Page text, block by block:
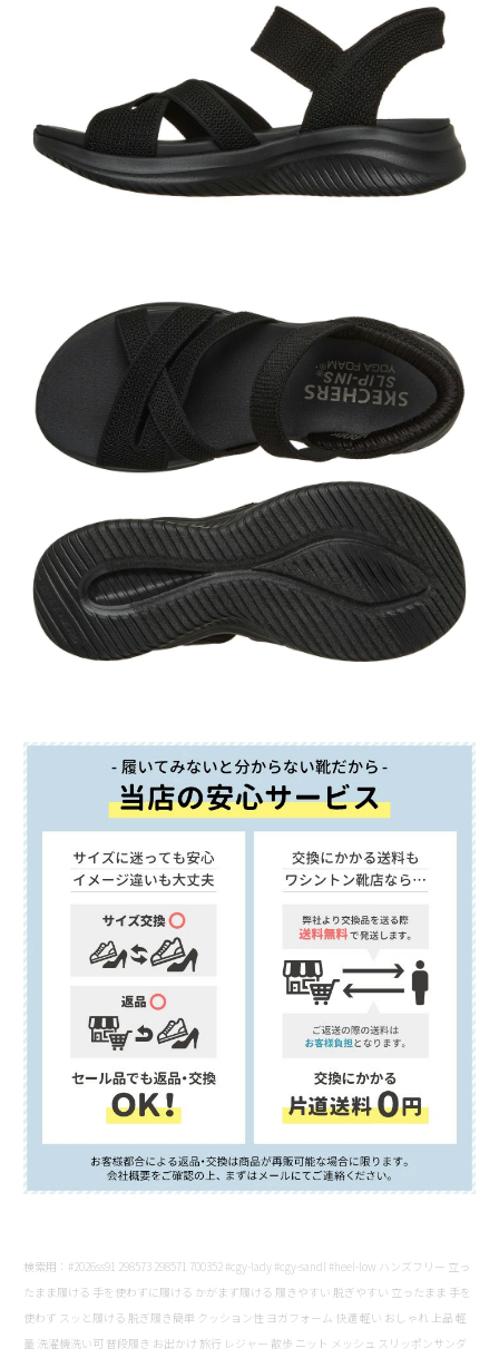
検索用：#2026ss91 298573 298571 700352 #cgy-lady #cgy-sandl #heel-low ハンズフリー 立っ
たまま履ける 手を使わずに履ける かがまず履ける 履きやすい 脱ぎやすい 立ったまま 手を
使わず スッと履ける 脱ぎ履き簡単 クッション性 ヨガフォーム 快適 軽い おしゃれ 上品 軽
量 洗濯機洗い可 普段履き お出かけ 旅行 レジャー 散歩 ニット メッシュ スリッポンサンダ